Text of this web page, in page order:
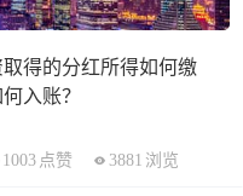
得的分红所得如何缴
入账？
1003 点赞 3881 浏览